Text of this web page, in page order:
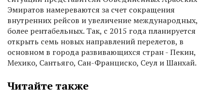
Эмиратов намереваются за счет сокращения
внутренних рейсов и увеличение международных,
более рентабельных. Так, с 2015 года планируется
открыть семь новых направлений перелетов, в
основном в города развивающихся стран - Пекин,
Мехико, Сантьяго, Сан-Франциско, Сеул и Шанхай.
Читайте также